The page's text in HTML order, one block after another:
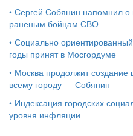
• Сергей Собянин напомнил
раненым бойцам СВО
• Социально
годы принят в Мосгордуме
• Москва продолжит создание
всему городу — Собянин
• Индексация городских
уровня инфляции